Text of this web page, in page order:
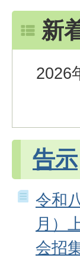
新
2026
告示
令和
月）
会招